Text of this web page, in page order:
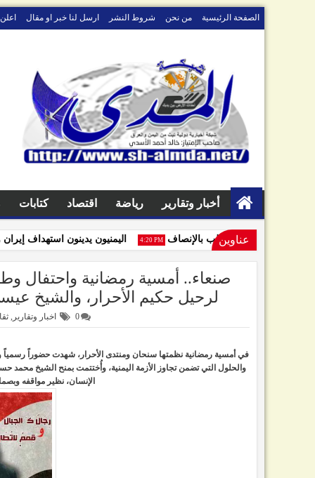
الصفحة الرئيسية من نحن شروط النشر ارسل لنا خبر او مقال
أخبار وتقارير رياضة اقتصاد كتابات
عناوين 4:20 PM ممتلكاته ويطالب بالإنصاف اليمنيون يدينون استهداف إيران
لرحيل حكيم الأحرار، والشيخ
0 اخبار وتقارير
في أمسية رمضانية نظمتها سنحان ومنتدى الأحرار، شهدت حضوراً رسمياً
والحلول التي تضمن تجاوز الأزمة اليمنية، وأُختتمت بمنح الشيخ
الإنسان، نظير مواقفه